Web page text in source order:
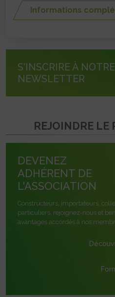
Informations
S'INSCRIRE À NOTRE
NEWSLETTER
REJOINDRE LE
DEVENEZ
ADHÉRENT DE
L'ASSOCIATION
Constructeurs, importateurs,
particuliers, rejoignez-nous et
avantages accordés à nos